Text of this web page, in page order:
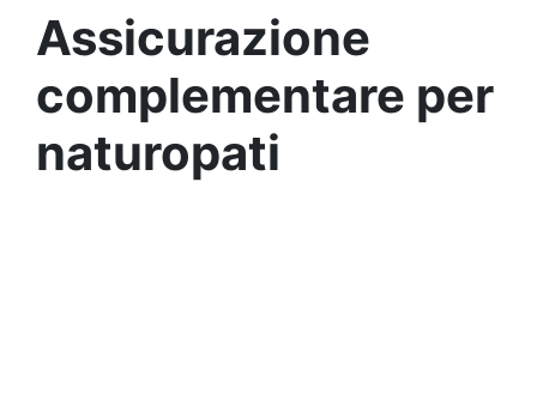
Assicurazione
complementare per
naturopati